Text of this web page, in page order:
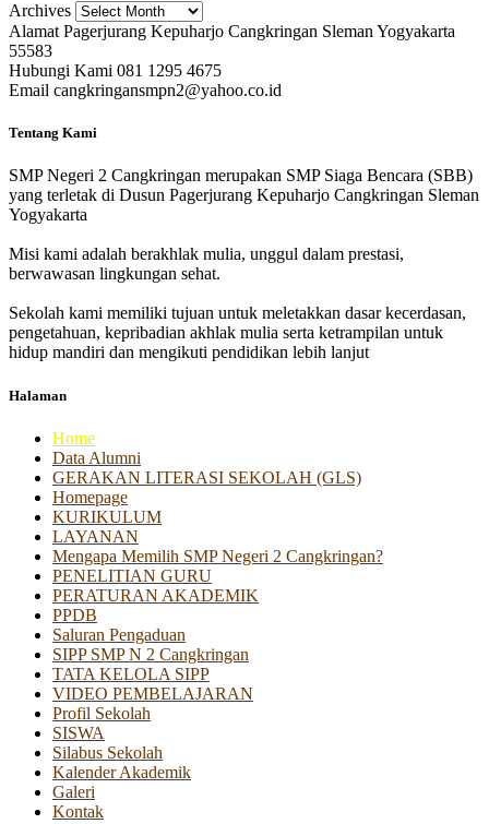
Archives
Alamat Pagerjurang Kepuharjo Cangkringan Sleman Yogyakarta
55583
Hubungi Kami 081 1295 4675
Email cangkringansmpn2@yahoo.co.id
Tentang Kami
SMP Negeri 2 Cangkringan merupakan SMP Siaga Bencara (SBB)
yang terletak di Dusun Pagerjurang Kepuharjo Cangkringan Sleman
Yogyakarta
Misi kami adalah berakhlak mulia, unggul dalam prestasi,
berwawasan lingkungan sehat.
Sekolah kami memiliki tujuan untuk meletakkan dasar kecerdasan,
pengetahuan, kepribadian akhlak mulia serta ketrampilan untuk
hidup mandiri dan mengikuti pendidikan lebih lanjut
Halaman
Home
Data Alumni
GERAKAN LITERASI SEKOLAH (GLS)
Homepage
KURIKULUM
LAYANAN
Mengapa Memilih SMP Negeri 2 Cangkringan?
PENELITIAN GURU
PERATURAN AKADEMIK
PPDB
Saluran Pengaduan
SIPP SMP N 2 Cangkringan
TATA KELOLA SIPP
VIDEO PEMBELAJARAN
Profil Sekolah
SISWA
Silabus Sekolah
Kalender Akademik
Galeri
Kontak